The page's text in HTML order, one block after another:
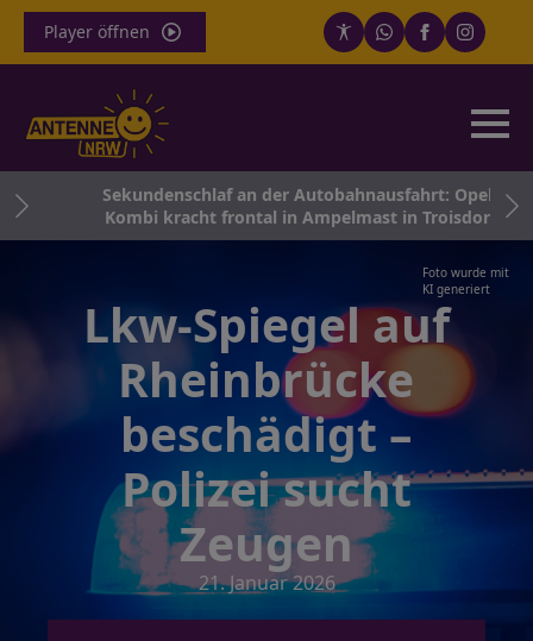
Player öffnen
in
Sekundenschlaf an der Autobahnausfahrt: Opel-
Kombi kracht frontal in Ampelmast in Troisdorf
Foto wurde mit
KI generiert
Lkw-Spiegel auf
Rheinbrücke
beschädigt –
Polizei sucht
Zeugen
21. Januar 2026